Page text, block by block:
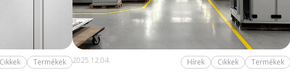
Cikkek Termékek 2025.12.04. Hírek Cikkek Termékek